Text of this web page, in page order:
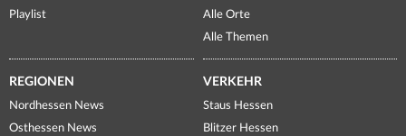
Playlist
Alle Orte
Alle Themen
REGIONEN
Nordhessen News
Osthessen News
VERKEHR
Staus Hessen
Blitzer Hessen